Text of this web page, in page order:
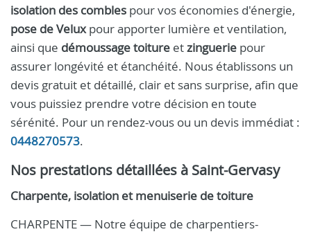
isolation des combles pour vos économies d'énergie,
pose de Veluxpour apporter lumière et ventilation,
ainsi que démoussage toiture etzinguerie pour
assurer longévité et étanchéité. Nous établissons un
devis gratuit et détaillé, clair et sans surprise, afin que
vous puissiez prendre votre décision en toute
sérénité. Pour un rendez-vous ou un devis immédiat :
0448270573.
Nos prestations détaillées à Saint-Gervasy
Charpente, isolation et menuiserie de toiture
CHARPENTE — Notre équipe de charpentiers-